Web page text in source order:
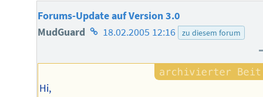
Forums-Update auf Version 3.0
MudGuard Homepage
Autors
18.02.2005 12:16 zu diesem forum
Hi,